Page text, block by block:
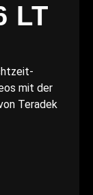
LT
mit der
Teradek